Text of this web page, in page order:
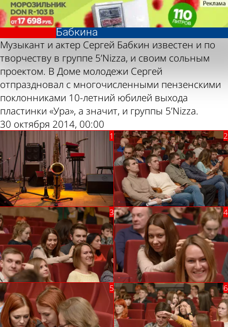
Концерт
Сергея
Бабкина
Фотолента,
«Культура»
Музыкант и актер Сергей Бабкин известен и по
творчеству в группе 5’Nizza, и своим сольным
проектом. В Доме молодежи Сергей
отпраздновал с многочисленными пензенскими
поклонниками 10-летний юбилей выхода
пластинки «Ура», а значит, и группы 5’Nizza.
30 октября 2014, 00:00
Концерт
Сергея
Бабкина
Фотолента,
«Культура»